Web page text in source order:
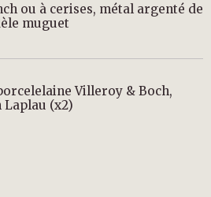
ou à cerises, métal argenté de
muguet
Villeroy & Boch,
(x2)